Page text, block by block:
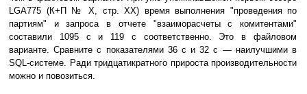
LGA775 (К+П № Х, стр. ХХ) время выполнения "проведения по
партиям" и запроса в отчете "взаиморасчеты с комитентами"
составили 1095 с и 119 с соответственно. Это в файловом
варианте. Сравните с показателями 36 с и 32 с — наилучшими в
SQL-системе. Ради тридцатикратного прироста производительности
можно и повозиться.